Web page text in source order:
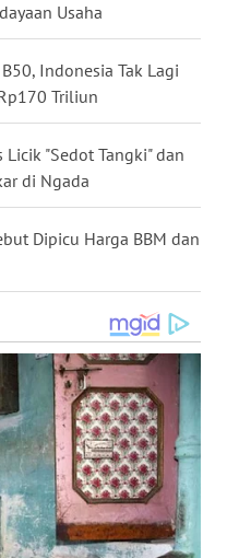
Usaha
Indonesia Tak Lagi
Triliun
"Sedot Tangki" dan
di Ngada
Dipicu Harga BBM dan